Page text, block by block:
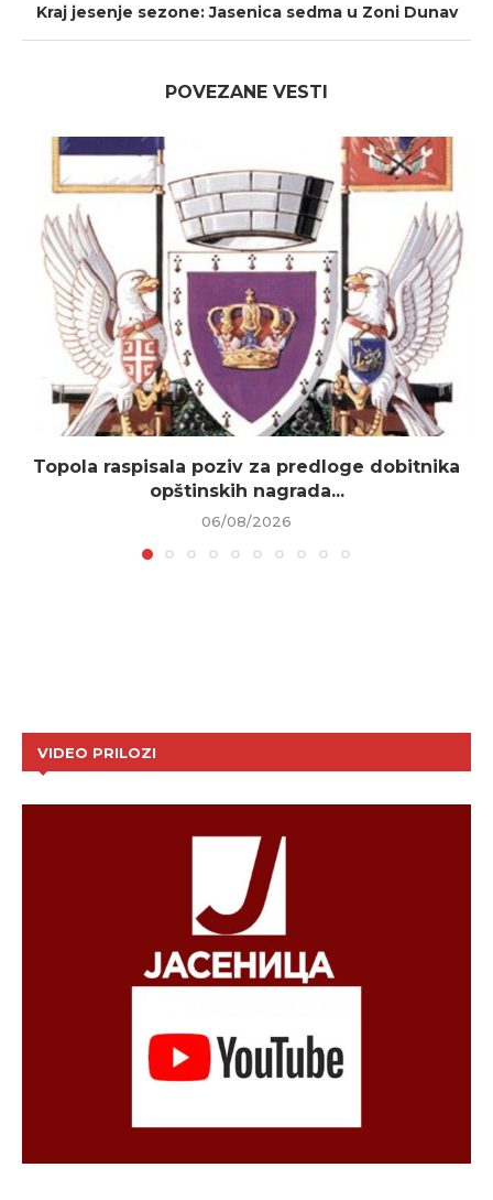
Kraj jesenje sezone: Jasenica sedma u Zoni Dunav
POVEZANE VESTI
Topola raspisala poziv za predloge dobitnika
opštinskih nagrada...
06/08/2026
VIDEO PRILOZI